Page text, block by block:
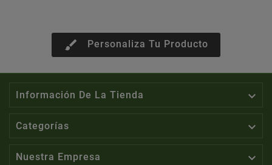
brush Personaliza Tu Producto
Información De La Tienda 
Categorías 
Nuestra Empresa 